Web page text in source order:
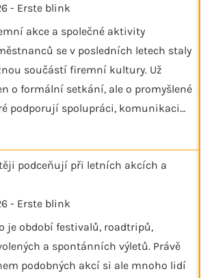
- Erste blink
akce a společné aktivity
se v posledních letech staly
součástí firemní kultury. Už
o formální setkání, ale o promyšlené
podporují spolupráci, komunikaci…
podceňují při letních akcích a
- Erste blink
je období festivalů, roadtripů,
a spontánních výletů. Právě
podobných akcí si ale mnoho lidí